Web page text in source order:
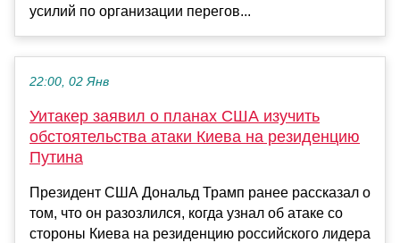
усилий по организации перегов...
22:00, 02 Янв
Уитакер заявил о планах США изучить
обстоятельства атаки Киева на резиденцию
Путина
Президент США Дональд Трамп ранее рассказал о
том, что он разозлился, когда узнал об атаке со
стороны Киева на резиденцию российского лидера